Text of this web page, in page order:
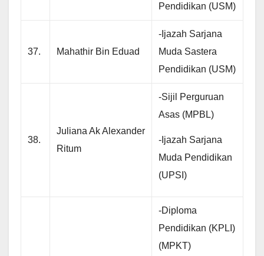
Pendidikan (USM)
37. Mahathir Bin Eduad
-Ijazah Sarjana
Muda Sastera
Pendidikan (USM)
38.
Juliana Ak Alexander
Ritum
-Sijil Perguruan
Asas (MPBL)
-Ijazah Sarjana
Muda Pendidikan
(UPSI)
-Diploma
Pendidikan (KPLI)
(MPKT)